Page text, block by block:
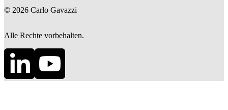
© 2026 Carlo Gavazzi
Alle Rechte vorbehalten.